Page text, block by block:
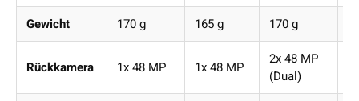
Gewicht
170 g 165 g 170 g
Rückkamera 1x 48 MP 1x 48 MP
2x 48 MP
(Dual)